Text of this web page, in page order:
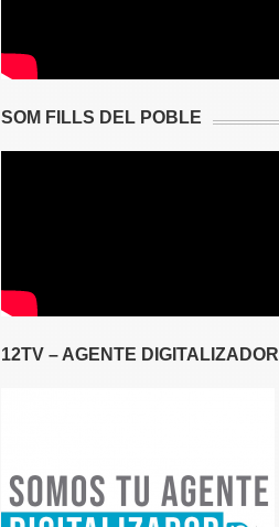
SOM FILLS DEL POBLE
12TV – AGENTE DIGITALIZADOR